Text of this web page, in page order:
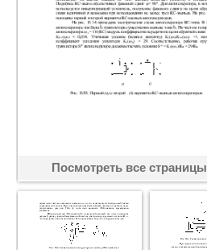
Посмотреть все страницы